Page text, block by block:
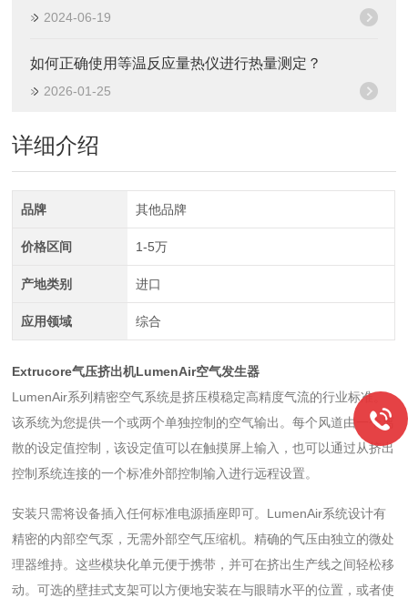
2024-06-19
如何正确使用等温反应量热仪进行热量测定？
2026-01-25
详细介绍
品牌 其他品牌
价格区间 1-5万
产地类别 进口
应用领域 综合
Extrucore气压挤出机LumenAir空气发生器
LumenAir系列精密空气系统是挤压模稳定高精度气流的行业标准。
该系统为您提供一个或两个单独控制的空气输出。每个风道由一个离
散的设定值控制，该设定值可以在触摸屏上输入，也可以通过从挤出
控制系统连接的一个标准外部控制输入进行远程设置。
安装只需将设备插入任何标准电源插座即可。LumenAir系统设计有
精密的内部空气泵，无需外部空气压缩机。精确的气压由独立的微处
理器维持。这些模块化单元便于携带，并可在挤出生产线之间轻松移
动。可选的壁挂式支架可以方便地安装在与眼睛水平的位置，或者使